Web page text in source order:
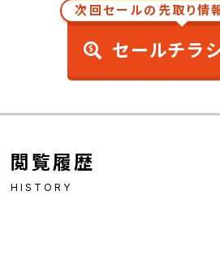
次回セールの先取り情
セールチラ
閲覧履歴
HISTORY